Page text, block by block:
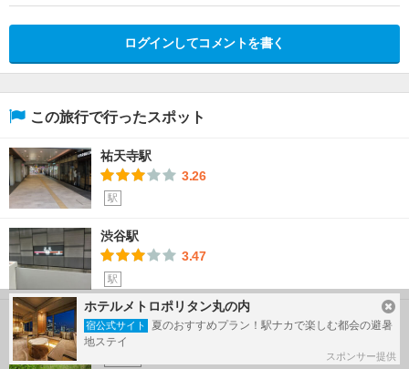
ログインしてコメントを書く
この旅行で行ったスポット
祐天寺駅
3.26
駅
渋谷駅
3.47
駅
京王井の頭線
ホテルメトロポリタン丸の内
宿公式サイト
夏のおすすめプラン！駅ナカで楽しむ都会の避暑
地ステイ
スポンサー提供